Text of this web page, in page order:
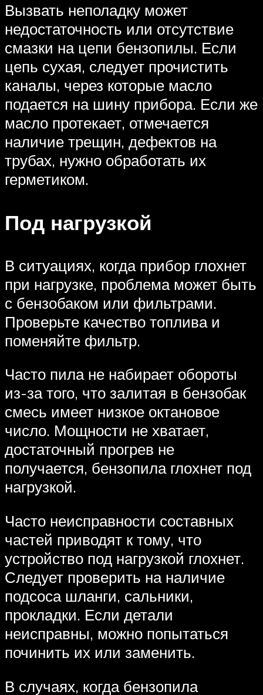
Вызвать неполадку может
недостаточность или отсутствие
смазки на цепи бензопилы. Если
цепь сухая, следует прочистить
каналы, через которые масло
подается на шину прибора. Если же
масло протекает, отмечается
наличие трещин, дефектов на
трубах, нужно обработать их
герметиком.
Под нагрузкой
В ситуациях, когда прибор глохнет
при нагрузке, проблема может быть
с бензобаком или фильтрами.
Проверьте качество топлива и
поменяйте фильтр.
Часто пила не набирает обороты
из-за того, что залитая в бензобак
смесь имеет низкое октановое
число. Мощности не хватает,
достаточный прогрев не
получается, бензопила глохнет под
нагрузкой.
Часто неисправности составных
частей приводят к тому, что
устройство под нагрузкой глохнет.
Следует проверить на наличие
подсоса шланги, сальники,
прокладки. Если детали
неисправны, можно попытаться
починить их или заменить.
В случаях, когда бензопила